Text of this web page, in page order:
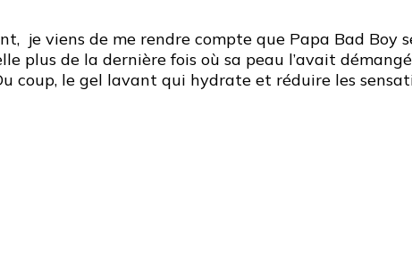
je viens de me rendre compte que Papa Bad Boy
plus de la dernière fois où sa peau l’avait
coup, le gel lavant qui hydrate et réduire les